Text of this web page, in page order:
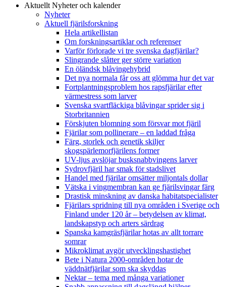
Aktuellt Nyheter och kalender
Nyheter
Aktuell fjärilsforskning
Hela artikellistan
Om forskningsartiklar och referenser
Varför förlorade vi tre svenska dagfjärilar?
Slingrande slåtter ger större variation
En öländsk blåvingehybrid
Det nya normala får oss att glömma hur det var
Fortplantningsproblem hos rapsfjärilar efter
värmestress som larver
Svenska svartfläckiga blåvingar sprider sig i
Storbritannien
Förskjuten blomning som försvar mot fjäril
Fjärilar som pollinerare – en laddad fråga
Färg, storlek och genetik skiljer
skogspärlemorfjärilens former
UV-ljus avslöjar busksnabbvingens larver
Sydrovfjäril har smak för stadslivet
Handel med fjärilar omsätter miljontals dollar
Vätska i vingmembran kan ge fjärilsvingar färg
Drastisk minskning av danska habitatspecialister
Fjärilars spridning till nya områden i Sverige och
Finland under 120 år– betydelsen av klimat,
landskapstyp och arters särdrag
Spanska kamgräsfjärilar hotas av allt torrare
somrar
Mikroklimat avgör utvecklingshastighet
Bete i Natura 2000-områden hotar de
väddnätfjärilar som ska skyddas
Nektar – tema med många variationer